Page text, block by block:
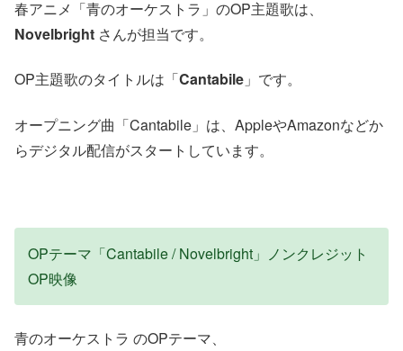
春アニメ「青のオーケストラ」のOP主題歌は、
Novelbright さんが担当です。
OP主題歌のタイトルは「Cantabile 」です。
オープニング曲「Cantabile」は、AppleやAmazonなどか
らデジタル配信がスタートしています。
OPテーマ「Cantabile / Novelbright」ノンクレジット
OP映像
青のオーケストラ のOPテーマ、